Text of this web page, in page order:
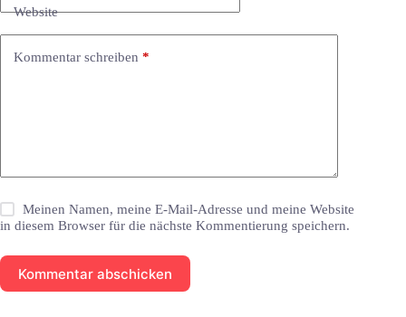
Website
Kommentar schreiben *
Meinen Namen, meine E-Mail-Adresse und meine Website
in diesem Browser für die nächste Kommentierung speichern.
Kommentar abschicken